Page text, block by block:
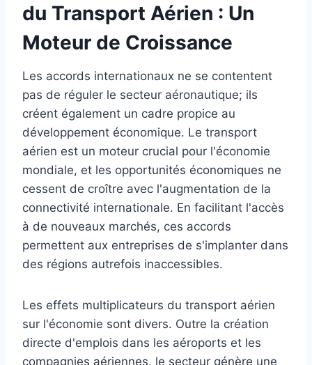
du Transport Aérien : Un
Moteur de Croissance
Les accords internationaux ne se contentent
pas de réguler le secteur aéronautique; ils
créent également un cadre propice au
développement économique. Le transport
aérien est un moteur crucial pour l'économie
mondiale, et les opportunités économiques ne
cessent de croître avec l'augmentation de la
connectivité internationale. En facilitant l'accès
à de nouveaux marchés, ces accords
permettent aux entreprises de s'implanter dans
des régions autrefois inaccessibles.
Les effets multiplicateurs du transport aérien
sur l'économie sont divers. Outre la création
directe d'emplois dans les aéroports et les
compagnies aériennes, le secteur génère une